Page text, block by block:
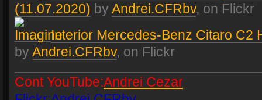
(11.07.2020) by Andrei.CFRbv, on Flickr
Interior Mercedes-Benz Citaro C2
by Andrei.CFRbv, on Flickr
Cont YouTube:Andrei Cezar